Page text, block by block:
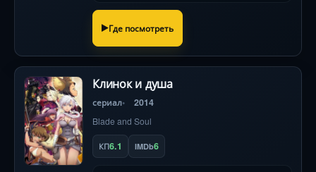
Где посмотреть
Клинок и душа
сериал 2014
Blade and Soul
КП6.1 IMDb6